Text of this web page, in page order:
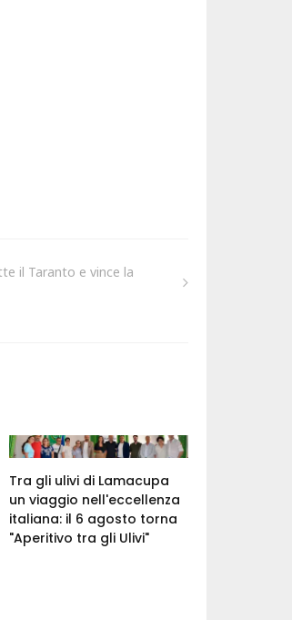
il Taranto e vince la
Tra gli ulivi di Lamacupa
un viaggio nell'eccellenza
italiana: il 6 agosto torna
"Aperitivo tra gli Ulivi"